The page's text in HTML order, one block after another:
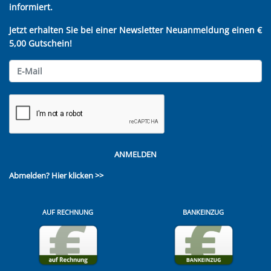
informiert.
Jetzt erhalten Sie bei einer Newsletter Neuanmeldung einen €
5,00 Gutschein!
ANMELDEN
Abmelden? Hier klicken >>
AUF RECHNUNG BANKEINZUG